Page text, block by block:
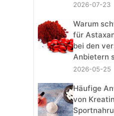
2026-07-23
Warum
für
bei den
Anbietern
2026-05-25
Häufige
von